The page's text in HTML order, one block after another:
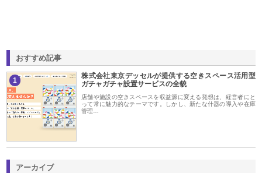
おすすめ記事
1
株式会社東京デッセルが提供する空きスペース活用型
ガチャガチャ設置サービスの全貌
店舗や施設の空きスペースを収益源に変える発想は、経営者にと
って常に魅力的なテーマです。しかし、新たな什器の導入や在庫
管理…
アーカイブ